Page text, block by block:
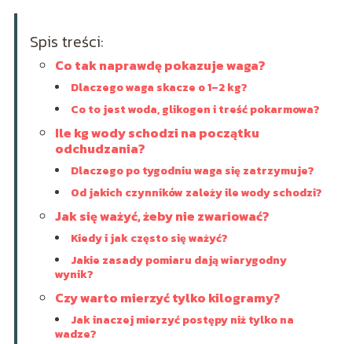
Spis treści:
Co tak naprawdę pokazuje waga?
Dlaczego waga skacze o 1–2 kg?
Co to jest woda, glikogen i treść pokarmowa?
Ile kg wody schodzi na początku
odchudzania?
Dlaczego po tygodniu waga się zatrzymuje?
Od jakich czynników zależy ile wody schodzi?
Jak się ważyć, żeby nie zwariować?
Kiedy i jak często się ważyć?
Jakie zasady pomiaru dają wiarygodny
wynik?
Czy warto mierzyć tylko kilogramy?
Jak inaczej mierzyć postępy niż tylko na
wadze?